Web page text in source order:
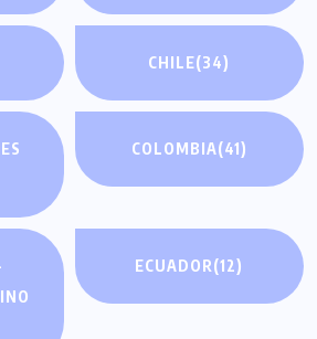
CHILE(34)
COLOMBIA(41)
ECUADOR(12)